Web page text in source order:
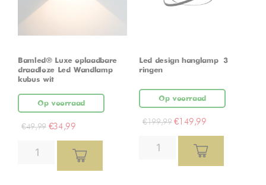
Bamled® Luxe oplaadbare
draadloze Led Wandlamp
kubus wit
Op voorraad
€49,99 €34,99
Led design hanglamp – 3
ringen
Op voorraad
€199,99 €149,99